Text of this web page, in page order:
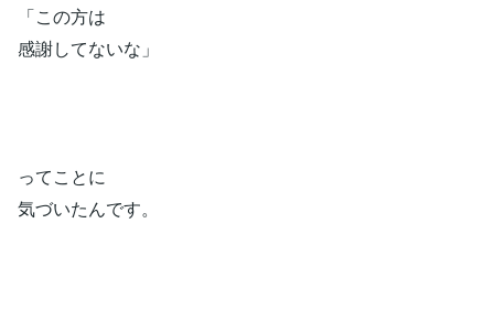
「この方は
感謝してないな」
ってことに
気づいたんです。